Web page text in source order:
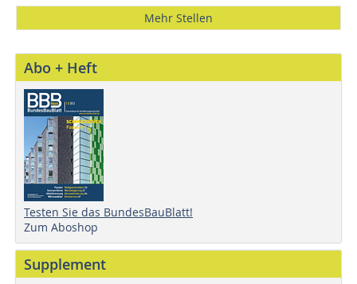
Mehr Stellen
Abo + Heft
Testen Sie das BundesBauBlatt!
Zum Aboshop
Supplement